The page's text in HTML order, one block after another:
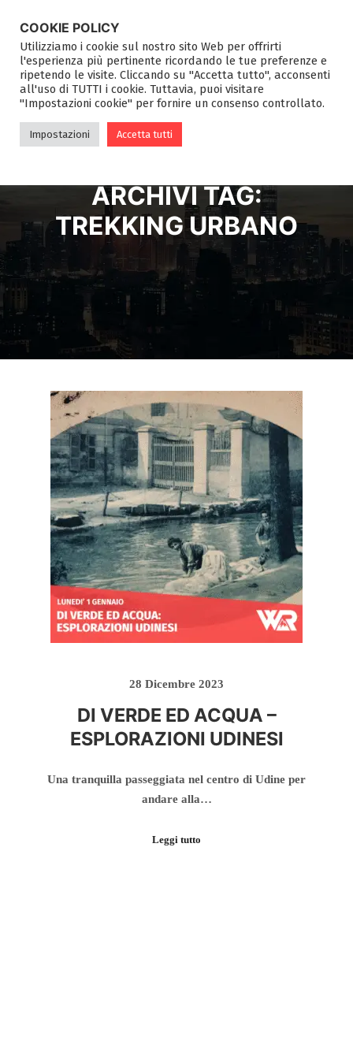
ARCHIVI TAG:
TREKKING URBANO
28 Dicembre 2023
DI VERDE ED ACQUA –
ESPLORAZIONI UDINESI
Una tranquilla passeggiata nel centro di Udine per
andare alla…
Leggi tutto
COOKIE POLICY
Utilizziamo i cookie sul nostro sito Web per offrirti
l'esperienza più pertinente ricordando le tue preferenze e
ripetendo le visite. Cliccando su "Accetta tutto", acconsenti
all'uso di TUTTI i cookie. Tuttavia, puoi visitare
"Impostazioni cookie" per fornire un consenso controllato.
Impostazioni Accetta tutti